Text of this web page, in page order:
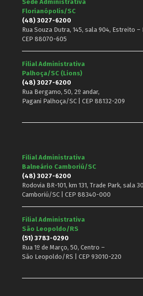
Sede Administrativa
Florianópolis/SC
(48) 3027-6200
Rua Souza Dutra, 145, sala 904, Estreito –
CEP 88070-605
Filial Administrativa
Palhoça/SC (Lions)
(48) 3027-6200
Rua Bergamo, 50, 2º andar,
Pagani Palhoça/SC | CEP 88132-209
Filial Administrativa
Balneário Camboriú/SC
(48) 3027-6200
Rodovia BR-101, km 131, Trade Park, sala
Camboriú/SC | CEP 88340-000
Filial Administrativa
São Leopoldo/RS
(51) 3783-0290
Rua 1º de Março, 50, Centro –
São Leopoldo/RS | CEP 93010-220